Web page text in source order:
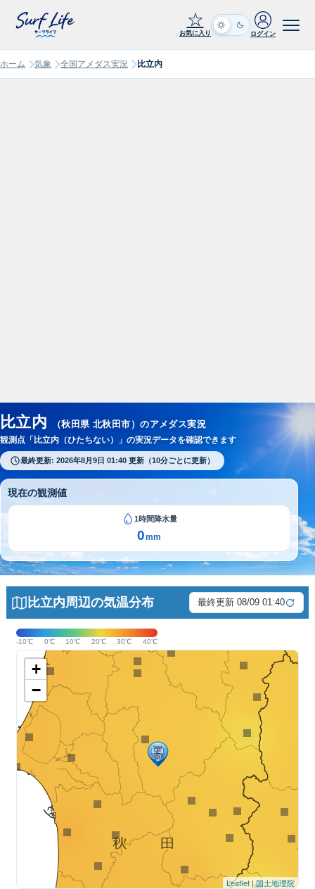
☆
お気に入り ログイン
ホーム 気象 全国アメダス実況 比立内
スポンサーリンク
比立内 （秋田県 北秋田市）のアメダス実況
観測点「比立内（ひたちない）」の実況データを確認できます
最終更新: 2026年8月9日 01:40 更新（10分ごとに更新）
現在の観測値
1時間降水量
0mm
比立内周辺の気温分布 最終更新 08/09 01:40
-10℃ 0℃ 10℃ 20℃ 30℃ 40℃
+
−
Leaflet |国土地理院